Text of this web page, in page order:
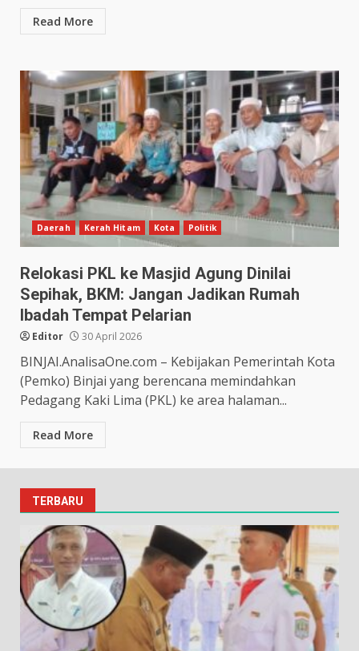
Read More
Daerah Kerah Hitam Kota Politik
Relokasi PKL ke Masjid Agung Dinilai
Sepihak, BKM: Jangan Jadikan Rumah
Ibadah Tempat Pelarian
Editor 30 April 2026
BINJAI.AnalisaOne.com – Kebijakan Pemerintah Kota
(Pemko) Binjai yang berencana memindahkan
Pedagang Kaki Lima (PKL) ke area halaman...
Read More
TERBARU